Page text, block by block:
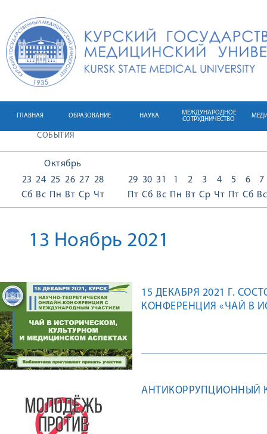
ГЛАВНАЯ ОБРАЗОВАНИЕ НАУКА
МЕЖДУНАРОДНОЕ
СОТРУДНИЧЕСТВО
СОБЫТИЯ
Октябрь
23
Сб
24
Вс
25
Пн
26
Вт
27
Ср
28
Чт
29
Пт
30
Сб
31
Вс
1
Пн
2
Вт
3
Ср
4
Чт
5
Пт
6
Сб
7
Вс
13 Ноябрь 2021
15 ДЕКАБРЯ 2021 Г.
КОНФЕРЕНЦИЯ «ЧАЙ В
АНТИКОРРУПЦИОННЫЙ